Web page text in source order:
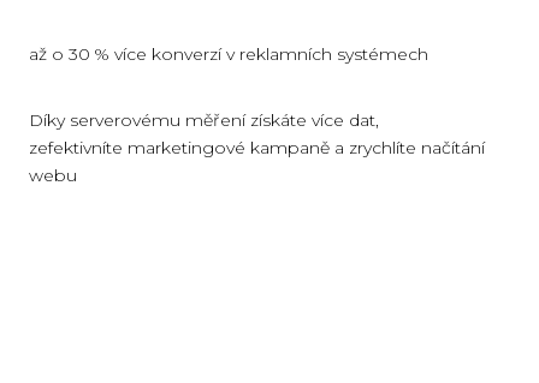
až o 30 % více konverzí v reklamních systémech
Díky serverovému měření získáte více dat,
zefektivníte marketingové kampaně a zrychlíte načítání
webu